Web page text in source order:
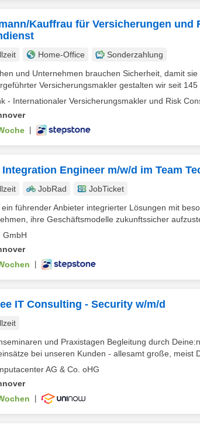
Kauffrau für Versicherungen
Home-Office
Sonderzahlung
und Unternehmen brauchen Sicherheit, damit
Versicherungsmakler gestalten wir seit 145
- Internationaler Versicherungsmakler und Risk
Integration Engineer m/w/d im Team
JobRad
JobTicket
führender Anbieter integrierter Lösungen mit
ihre Geschäftsmodelle zukunftssicher
GmbH
IT Consulting - Security w/m/d
und Praxistagen Begleitung durch
bei unseren Kunden - allesamt große, meist
AG & Co. oHG